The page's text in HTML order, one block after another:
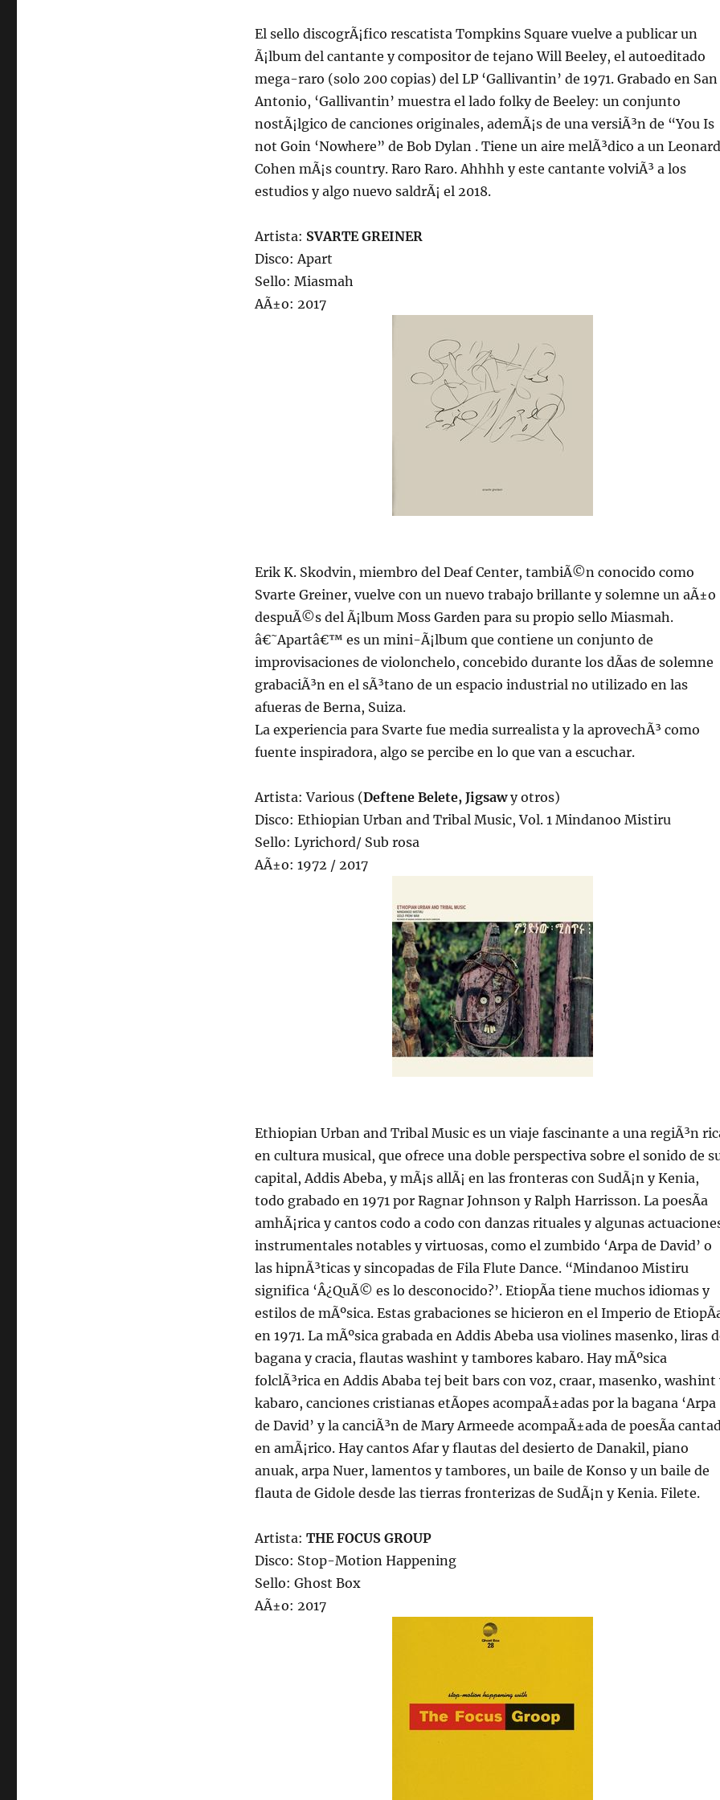
El sello discogrÃ¡fico rescatista Tompkins Square vuelve a publicar un
Ã¡lbum del cantante y compositor de tejano Will Beeley, el autoeditado
mega-raro (solo 200 copias) del LP ‘Gallivantin’ de 1971. Grabado en San
Antonio, ‘Gallivantin’ muestra el lado folky de Beeley: un conjunto
nostÃ¡lgico de canciones originales, ademÃ¡s de una versiÃ³n de “You Is
not Goin ‘Nowhere” de Bob Dylan . Tiene un aire melÃ³dico a un Leonard
Cohen mÃ¡s country. Raro Raro. Ahhhh y este cantante volviÃ³ a los
estudios y algo nuevo saldrÃ¡ el 2018.
Artista: SVARTE GREINER
Disco: Apart
Sello: Miasmah
AÃ±o: 2017
Erik K. Skodvin, miembro del Deaf Center, tambiÃ©n conocido como
Svarte Greiner, vuelve con un nuevo trabajo brillante y solemne un aÃ±o
despuÃ©s del Ã¡lbum Moss Garden para su propio sello Miasmah.
â€˜Apartâ€™ es un mini-Ã¡lbum que contiene un conjunto de
improvisaciones de violonchelo, concebido durante los dÃ­as de solemne
grabaciÃ³n en el sÃ³tano de un espacio industrial no utilizado en las
afueras de Berna, Suiza.
La experiencia para Svarte fue media surrealista y la aprovechÃ³ como
fuente inspiradora, algo se percibe en lo que van a escuchar.
Artista: Various (Deftene Belete, Jigsawy otros)
Disco: Ethiopian Urban and Tribal Music, Vol. 1 Mindanoo Mistiru
Sello: Lyrichord/ Sub rosa
AÃ±o: 1972 / 2017
Ethiopian Urban and Tribal Music es un viaje fascinante a una regiÃ³n
en cultura musical, que ofrece una doble perspectiva sobre el sonido de
capital, Addis Abeba, y mÃ¡s allÃ¡ en las fronteras con SudÃ¡n y Kenia,
todo grabado en 1971 por Ragnar Johnson y Ralph Harrisson. La poesÃ­a
amhÃ¡rica y cantos codo a codo con danzas rituales y algunas
instrumentales notables y virtuosas, como el zumbido ‘Arpa de David’ o
las hipnÃ³ticas y sincopadas de Fila Flute Dance. “Mindanoo Mistiru
significa ‘Â¿QuÃ© es lo desconocido?’. EtiopÃ­a tiene muchos idiomas y
estilos de mÃºsica. Estas grabaciones se hicieron en el Imperio de
en 1971. La mÃºsica grabada en Addis Abeba usa violines masenko, liras
bagana y cracia, flautas washint y tambores kabaro. Hay mÃºsica
folclÃ³rica en Addis Ababa tej beit bars con voz, craar, masenko, washint
kabaro, canciones cristianas etÃ­opes acompaÃ±adas por la bagana ‘Arpa
de David’ y la canciÃ³n de Mary Armeede acompaÃ±ada de poesÃ­a
en amÃ¡rico. Hay cantos Afar y flautas del desierto de Danakil, piano
anuak, arpa Nuer, lamentos y tambores, un baile de Konso y un baile de
flauta de Gidole desde las tierras fronterizas de SudÃ¡n y Kenia. Filete.
Artista: THE FOCUS GROUP
Disco: Stop-Motion Happening
Sello: Ghost Box
AÃ±o: 2017